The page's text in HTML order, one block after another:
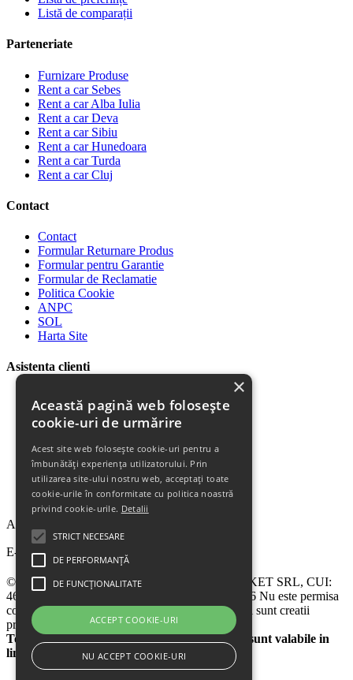
Listă de comparații
Parteneriate
Furnizare Produse
Rent a car Sebes
Rent a car Alba Iulia
Rent a car Deva
Rent a car Sibiu
Rent a car Hunedoara
Rent a car Turda
Rent a car Cluj
Contact
Contact
Formular Returnare Produs
Formular pentru Garantie
Formular de Reclamatie
Politica Cookie
ANPC
SOL
Harta Site
Asistenta clienti
Plata Produselor
Livrarea Produselor
Politica de Retur
Descarca Garantia
Urmareste Comanda
Termeni Garantie
Termeni si Conditii
Abonare la newsletter
E-mail
© 2024 - 2026 eChilipir.ro - SIRIUS TOP MARKET SRL, CUI:
46952581, Reg. Com.: Call Center: 0726 676 676 Nu este permisa
copierea sitului eChilipir.ro - Unele poze si softuri sunt creatii
proprii.
Toate preturile sunt exprimate in lei. Ofertele sunt valabile in
limita stocului disponibil
Această pagină web folosește
cookie-uri de urmărire
Acest site web folosește cookie-uri pentru a
îmbunătăți experiența utilizatorului. Prin
utilizarea site-ului nostru web, acceptați toate
cookie-urile în conformitate cu politica noastră
privind cookie-urile. Detalii
STRICT NECESARE
DE PERFORMANȚĂ
DE FUNCȚIONALITATE
ACCEPT COOKIE-URI
NU ACCEPT COOKIE-URI
×